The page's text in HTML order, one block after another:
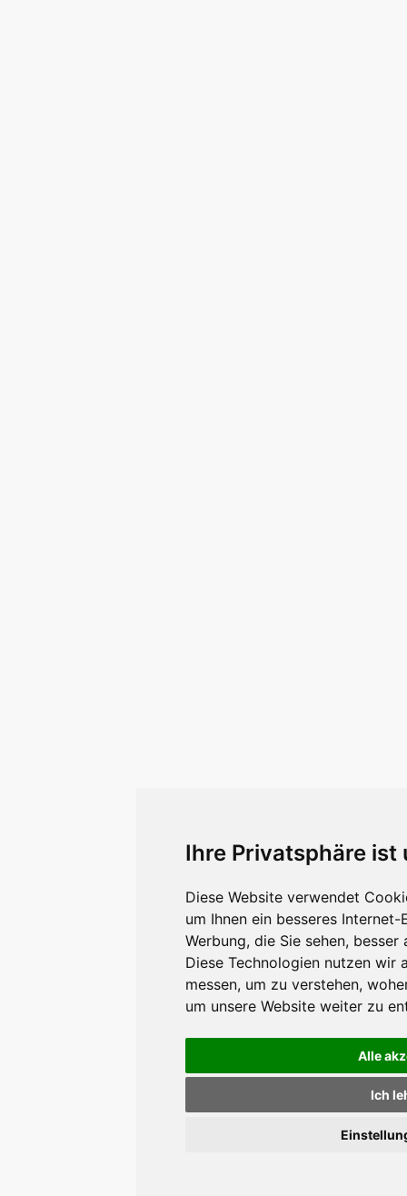
Ihre Privatsphäre ist
Diese Website verwendet
um Ihnen ein besseres
Werbung, die Sie sehen,
Diese Technologien nutzen wir
messen, um zu verstehen,
um unsere Website weiter zu
Alle
Ich